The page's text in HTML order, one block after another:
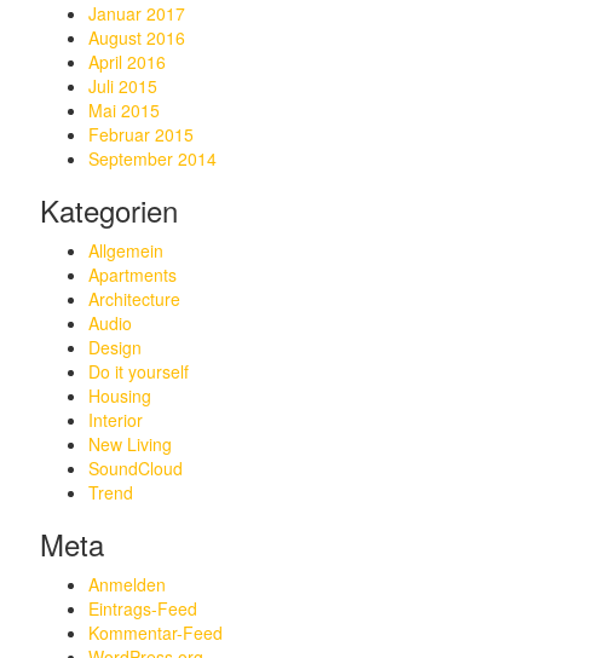
Januar 2017
August 2016
April 2016
Juli 2015
Mai 2015
Februar 2015
September 2014
Kategorien
Allgemein
Apartments
Architecture
Audio
Design
Do it yourself
Housing
Interior
New Living
SoundCloud
Trend
Meta
Anmelden
Eintrags-Feed
Kommentar-Feed